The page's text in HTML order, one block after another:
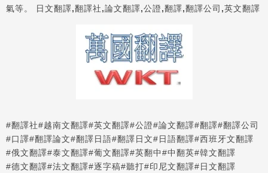
氣等。
日文翻譯,翻譯社,論文翻譯,公證,翻譯,翻譯公司,英文翻譯
#翻譯社#越南文翻譯#英文翻譯#公證#論文翻譯#翻譯#翻譯公司
#口譯#翻譯論文#翻譯日語#翻譯日文#日語翻譯#西班牙文翻譯
#俄文翻譯#泰文翻譯#葡文翻譯#英翻中#中翻英#韓文翻譯
#德文翻譯#法文翻譯#逐字稿#聽打#印尼文翻譯#日文翻譯